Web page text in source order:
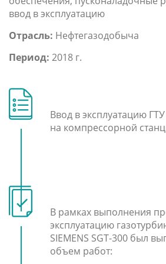
ввод в эксплуатацию
Отрасль: Нефтегазодобыча
Период: 2018 г.
Ввод в эксплуатацию ГТУ
на компрессорной
В рамках выполнения
эксплуатацию
SIEMENS SGT-300 был
объем работ: